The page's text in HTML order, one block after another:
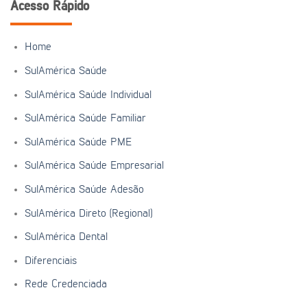
Acesso Rápido
Home
SulAmérica Saúde
SulAmérica Saúde Individual
SulAmérica Saúde Familiar
SulAmérica Saúde PME
SulAmérica Saúde Empresarial
SulAmérica Saúde Adesão
SulAmérica Direto (Regional)
SulAmérica Dental
Diferenciais
Rede Credenciada